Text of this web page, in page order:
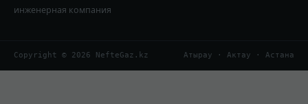
инженерная компания
Copyright © 2026 NefteGaz.kz Атырау · Актау · Астана